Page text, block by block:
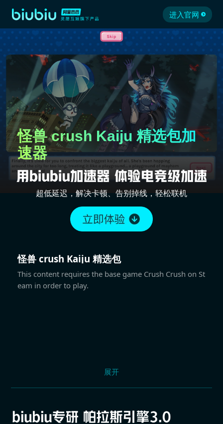
进入官网
怪兽 crush Kaiju 精选包加
速器
超低延迟，解决卡顿、告别掉线，轻松联机
怪兽 crush Kaiju 精选包
This content requires the base game Crush Crush on St
eam in order to play.
展开